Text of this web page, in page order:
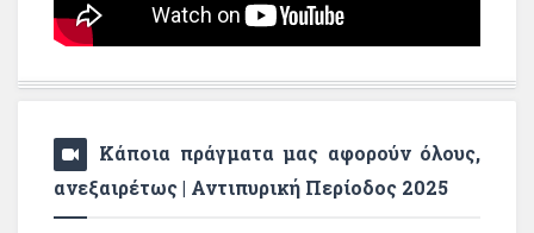
Κάποια πράγματα μας αφορούν όλους,
ανεξαιρέτως | Αντιπυρική Περίοδος 2025